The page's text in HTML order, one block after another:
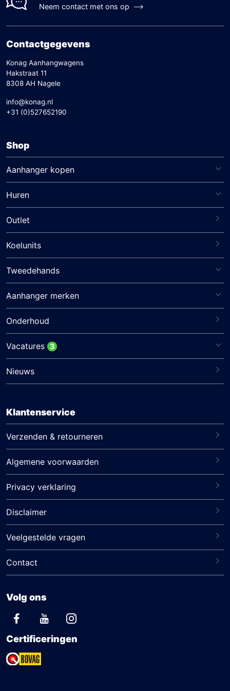
Neem contact met ons op
Contactgegevens
Konag Aanhangwagens
Hakstraat 11
8308 AH Nagele
info@konag.nl
+31 (0)527652190
Shop
Aanhanger kopen
Huren
Outlet
Koelunits
Tweedehands
Aanhanger merken
Onderhoud
Vacatures 3
Nieuws
Klantenservice
Verzenden & retourneren
Algemene voorwaarden
Privacy verklaring
Disclaimer
Veelgestelde vragen
Contact
Volg ons
Certificeringen